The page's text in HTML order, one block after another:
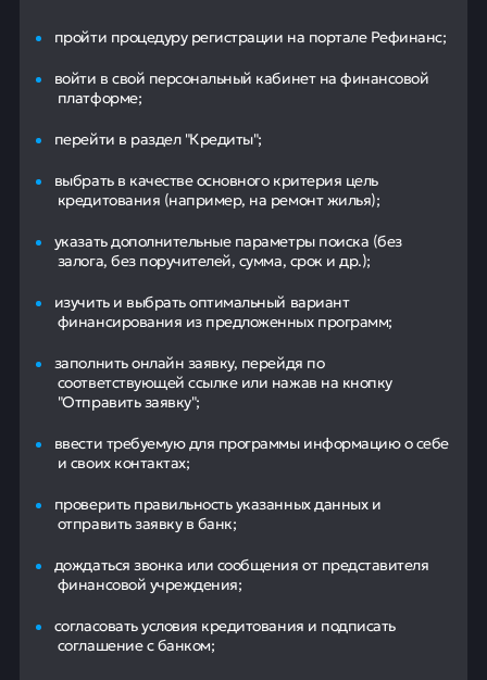
пройти процедуру регистрации на портале Рефинанс;
войти в свой персональный кабинет на финансовой
платформе;
перейти в раздел "Кредиты";
выбрать в качестве основного критерия цель
кредитования (например, на ремонт жилья);
указать дополнительные параметры поиска (без
залога, без поручителей, сумма, срок и др.);
изучить и выбрать оптимальный вариант
финансирования из предложенных программ;
заполнить онлайн заявку, перейдя по
соответствующей ссылке или нажав на кнопку
"Отправить заявку";
ввести требуемую для программы информацию о себе
и своих контактах;
проверить правильность указанных данных и
отправить заявку в банк;
дождаться звонка или сообщения от представителя
финансовой учреждения;
согласовать условия кредитования и подписать
соглашение с банком;